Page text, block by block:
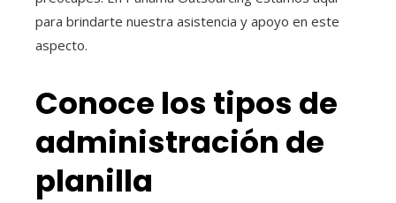
para brindarte nuestra asistencia y apoyo en este
aspecto.
Conoce los tipos de
administración de
planilla